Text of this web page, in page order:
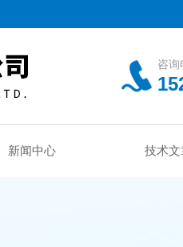
咨询
新闻中心 技术文